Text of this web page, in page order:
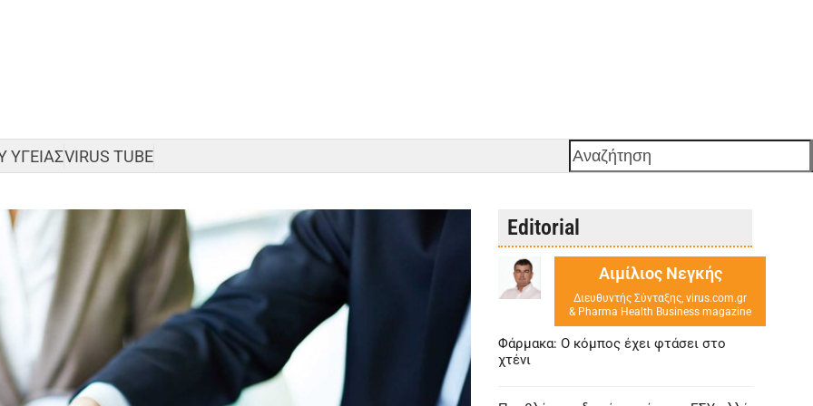
ΥΓΕΙΑΣVIRUS TUBE Αναζήτηση
Editorial
Αιμίλιος Νεγκής
Διευθυντής Σύνταξης, virus.com.gr
& Pharma Health Business magazine
Φάρμακα: Ο κόμπος έχει φτάσει στο
χτένι